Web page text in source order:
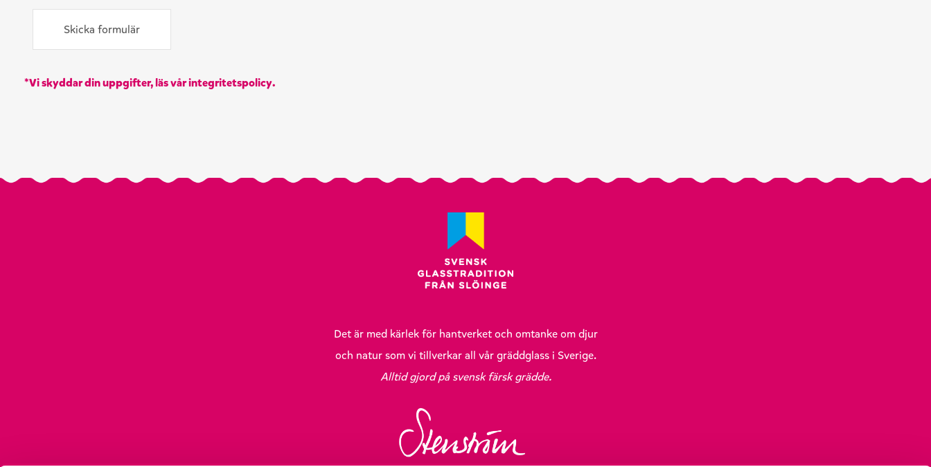
*Vi skyddar din uppgifter, läs vår integritetspolicy.
Det är med kärlek för hantverket och omtanke om djur
och natur som vi tillverkar all vår gräddglass i Sverige.
Alltid gjord på svensk färsk grädde.